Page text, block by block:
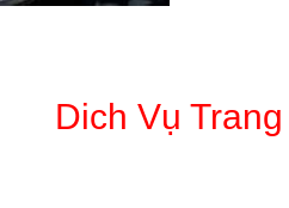
Dich Vụ